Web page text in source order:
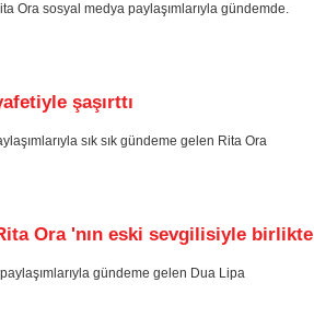
Ora sosyal medya paylaşımlarıyla gündemde.
şaşırttı
sık sık gündeme gelen Rita Ora
Ora 'nın eski sevgilisiyle birlikte
paylaşımlarıyla gündeme gelen Dua Lipa